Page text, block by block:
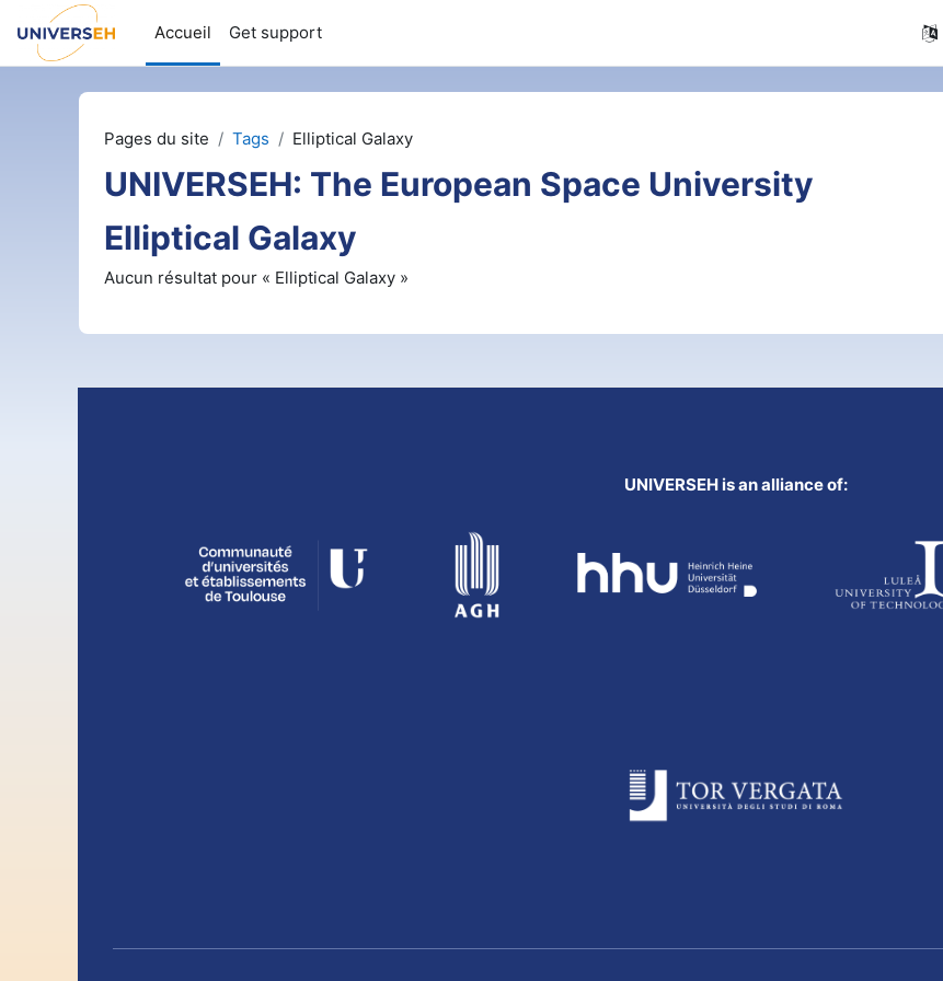
Passer au contenu principal
Accueil
Get support
Pages du site Tags Elliptical Galaxy
UNIVERSEH: The European Space University
Elliptical Galaxy
Aucun résultat pour « Elliptical Galaxy »
UNIVERSEH is an alliance of: